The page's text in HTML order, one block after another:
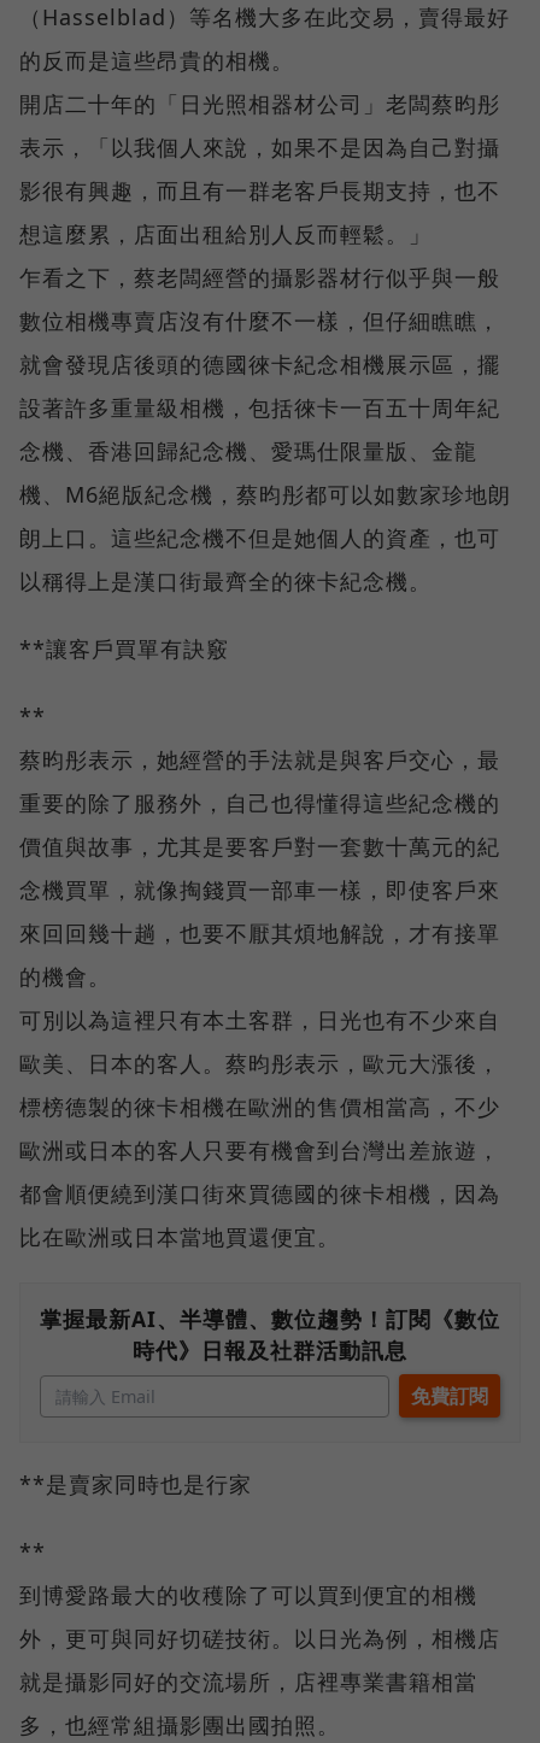
（Hasselblad）等名機大多在此交易，賣得最好
的反而是這些昂貴的相機。
開店二十年的「日光照相器材公司」老闆蔡昀彤
表示，「以我個人來說，如果不是因為自己對攝
影很有興趣，而且有一群老客戶長期支持，也不
想這麼累，店面出租給別人反而輕鬆。」
乍看之下，蔡老闆經營的攝影器材行似乎與一般
數位相機專賣店沒有什麼不一樣，但仔細瞧瞧，
就會發現店後頭的德國徠卡紀念相機展示區，擺
設著許多重量級相機，包括徠卡一百五十周年紀
念機、香港回歸紀念機、愛瑪仕限量版、金龍
機、M6絕版紀念機，蔡昀彤都可以如數家珍地朗
朗上口。這些紀念機不但是她個人的資產，也可
以稱得上是漢口街最齊全的徠卡紀念機。
**讓客戶買單有訣竅
**
蔡昀彤表示，她經營的手法就是與客戶交心，最
重要的除了服務外，自己也得懂得這些紀念機的
價值與故事，尤其是要客戶對一套數十萬元的紀
念機買單，就像掏錢買一部車一樣，即使客戶來
來回回幾十趟，也要不厭其煩地解說，才有接單
的機會。
可別以為這裡只有本土客群，日光也有不少來自
歐美、日本的客人。蔡昀彤表示，歐元大漲後，
標榜德製的徠卡相機在歐洲的售價相當高，不少
歐洲或日本的客人只要有機會到台灣出差旅遊，
都會順便繞到漢口街來買德國的徠卡相機，因為
比在歐洲或日本當地買還便宜。
掌握最新AI、半導體、數位趨勢！訂閱《數位
時代》日報及社群活動訊息
**是賣家同時也是行家
**
到博愛路最大的收穫除了可以買到便宜的相機
外，更可與同好切磋技術。以日光為例，相機店
就是攝影同好的交流場所，店裡專業書籍相當
多，也經常組攝影團出國拍照。